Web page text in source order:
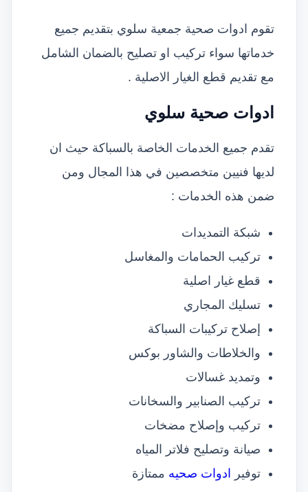
تقوم ادوات صحية جمعية سلوي بتقديم جميع
خدماتها سواء تركيب او تصليح بالضمان الشامل
مع تقديم قطع الغيار الاصلية .
ادوات صحية سلوي
تقدم جميع الخدمات الخاصة بالسباكة حيث ان
لديها فنيين متخصصين في هذا المجال ومن
ضمن هذه الخدمات :
شبكة التمديدات
تركيب الحمامات والمغاسل
قطع غيار اصلية
تسليك المجاري
إصلاح تركيبات السباكة
والخلاطات والشاور بوكس
وتمديد غسالات
تركيب الصنابير والسخانات
تركيب وإصلاح مضخات
صيانة وتصليح فلاتر المياه
توفير ادوات صحيه ممتازة